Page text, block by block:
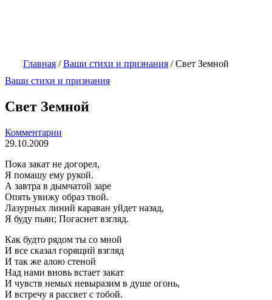
Главная /Ваши стихи и признания /Свет Земной
Ваши стихи и признания
Свет Земной
Комментарии
29.10.2009
Пока закат не догорел,
Я помашу ему рукой.
А завтра в дымчатой заре
Опять увижу образ твой.
Лазурных линий караван уйдет назад,
Я буду пьян; Погаснет взгляд.
Как будто рядом ты со мной
И все сказал горящий взгляд
И так же алою стеной
Над нами вновь встает закат
И чувств немых невыразим в душе огонь,
И встречу я рассвет с тобой.